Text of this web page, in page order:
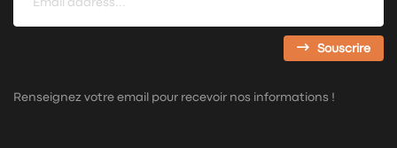
Souscrire
Renseignez votre email pour recevoir nos informations !